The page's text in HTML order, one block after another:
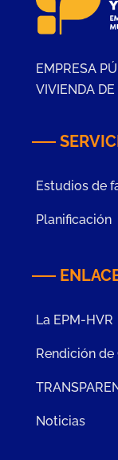
EMPRESA
VIVIENDA
Estudios de
Planificación
La EPM-HVR
Rendición de
Noticias